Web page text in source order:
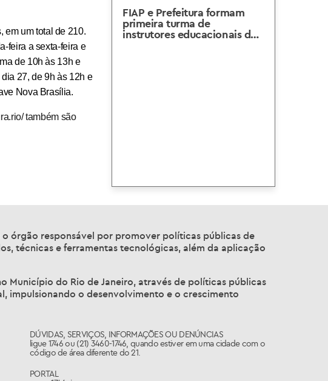
em um total de 210.
feira a sexta-feira e
de 10h às 13h e
27, de 9h às 12h e
Nova Brasília.
também são
FIAP e Prefeitura formam
primeira turma de
instrutores educacionais das
o órgão responsável por promover políticas públicas de
técnicas e ferramentas tecnológicas, além da aplicação
do Rio de Janeiro, através de políticas públicas
impulsionando o desenvolvimento e o crescimento
DÚVIDAS, SERVIÇOS, INFORMAÇÕES OU DENÚNCIAS
ligue 1746 ou (21) 3460-1746, quando estiver em uma cidade com o
código de área diferente do 21.
PORTAL